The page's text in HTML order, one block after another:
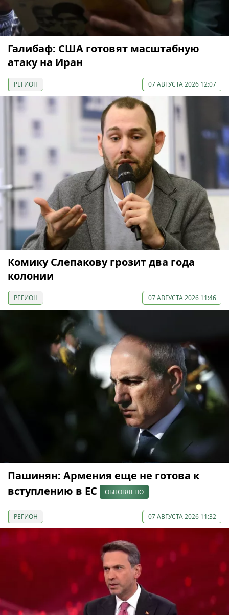
Галибаф: США готовят масштабную
атаку на Иран
РЕГИОН 07 АВГУСТА 2026 12:07
Комику Слепакову грозит два года
колонии
РЕГИОН 07 АВГУСТА 2026 11:46
Пашинян: Армения еще не готова к
вступлению в ЕС
ОБНОВЛЕНО
РЕГИОН 07 АВГУСТА 2026 11:32